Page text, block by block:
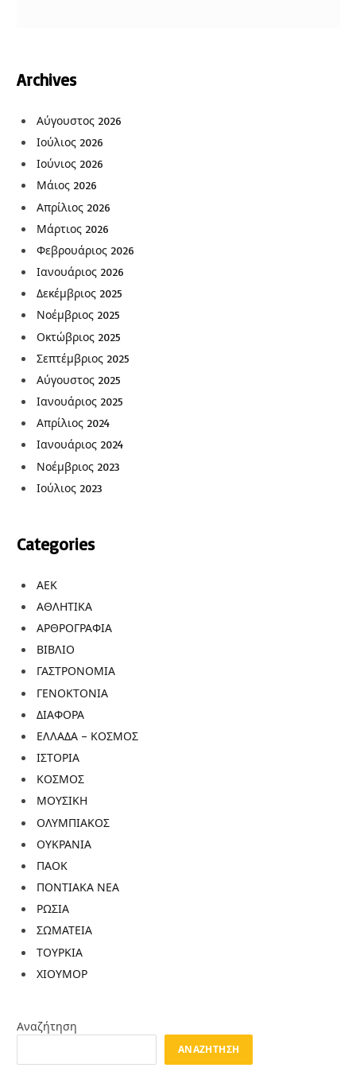
Archives
Αύγουστος 2026
Ιούλιος 2026
Ιούνιος 2026
Μάιος 2026
Απρίλιος 2026
Μάρτιος 2026
Φεβρουάριος 2026
Ιανουάριος 2026
Δεκέμβριος 2025
Νοέμβριος 2025
Οκτώβριος 2025
Σεπτέμβριος 2025
Αύγουστος 2025
Ιανουάριος 2025
Απρίλιος 2024
Ιανουάριος 2024
Νοέμβριος 2023
Ιούλιος 2023
Categories
ΑΕΚ
ΑΘΛΗΤΙΚΑ
ΑΡΘΡΟΓΡΑΦΙΑ
ΒΙΒΛΙΟ
ΓΑΣΤΡΟΝΟΜΙΑ
ΓΕΝΟΚΤΟΝΙΑ
ΔΙΑΦΟΡΑ
ΕΛΛΑΔΑ – ΚΟΣΜΟΣ
ΙΣΤΟΡΙΑ
ΚΟΣΜΟΣ
ΜΟΥΣΙΚΗ
ΟΛΥΜΠΙΑΚΟΣ
ΟΥΚΡΑΝΙΑ
ΠΑΟΚ
ΠΟΝΤΙΑΚΑ ΝΕΑ
ΡΩΣΙΑ
ΣΩΜΑΤΕΙΑ
ΤΟΥΡΚΙΑ
ΧΙΟΥΜΟΡ
Αναζήτηση
ΑΝΑΖΉΤΗΣΗ